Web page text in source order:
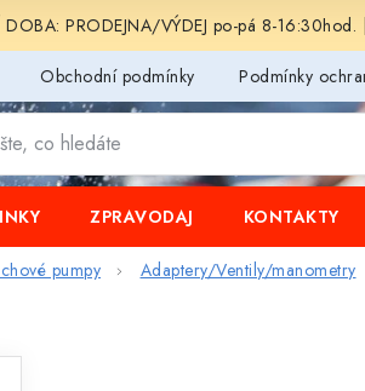
DOBA: PRODEJNA/VÝDEJ po-pá 8-
Obchodní podmínky Podmínky
ZPRAVODAJ KONTAKTY
pumpy Adaptery/Ventily/manometry